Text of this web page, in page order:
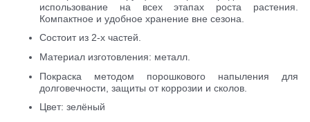
использование на всех этапах роста растения.
Компактное и удобное хранение вне сезона.
Состоит из 2-х частей.
Материал изготовления: металл.
Покраска методом порошкового напыления для
долговечности, защиты от коррозии и сколов.
Цвет: зелёный